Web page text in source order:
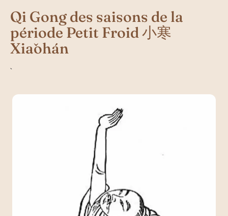
Qi Gong des saisons de la
période Petit Froid 小寒
Xiǎohán
`